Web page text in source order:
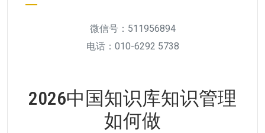
微信号：511956894
电话：010-6292 5738
2026中国知识库知识管理
如何做